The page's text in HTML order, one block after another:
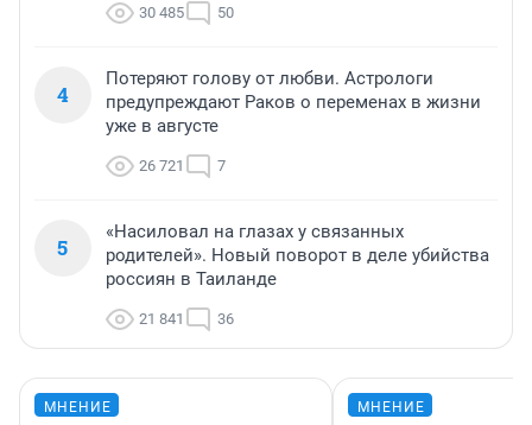
30 485 50
4
Потеряют голову от любви. Астрологи
предупреждают Раков о переменах в жизни
уже в августе
26 721 7
5
«Насиловал на глазах у связанных
родителей». Новый поворот в деле убийства
россиян в Таиланде
21 841 36
МНЕНИЕ МНЕНИЕ